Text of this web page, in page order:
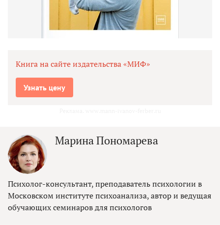
Книга на сайте издательства «МИФ»
Узнать цену
Марина Пономарева
Психолог-консультант, преподаватель психологии в
Московском институте психоанализа, автор и ведущая
обучающих семинаров для психологов